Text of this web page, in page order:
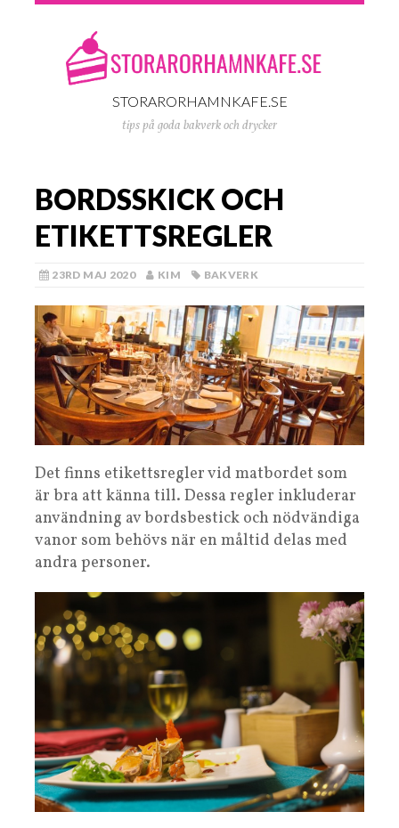
STORARORHAMNKAFE.SE
tips på goda bakverk och drycker
BORDSSKICK OCH
ETIKETTSREGLER
23RD MAJ 2020 KIM BAKVERK
Det finns etikettsregler vid matbordet som
är bra att känna till. Dessa regler inkluderar
användning av bordsbestick och nödvändiga
vanor som behövs när en måltid delas med
andra personer.